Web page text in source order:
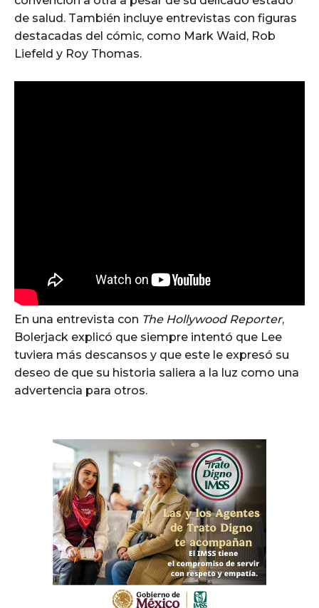
de salud. También incluye entrevistas con figuras
destacadas del cómic, como Mark Waid, Rob
Liefeld y Roy Thomas.
En una entrevista con The Hollywood Reporter,
Bolerjack explicó que siempre intentó que Lee
tuviera más descansos y que este le expresó su
deseo de que su historia saliera a la luz como una
advertencia para otros.